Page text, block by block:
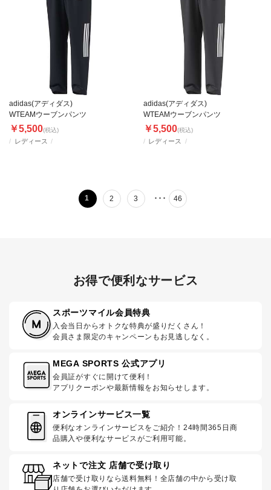
レディース
adidas(アディダス)
WTEAMウーブンパンツ
￥5,500(税込)
レディース
adidas(アディダス)
WTEAMウーブンパンツ
￥5,500(税込)
1 2 3 ･･･ 46
お得で便利なサービス
スポーツマイル会員特典
入会当日からオトクな特典が盛りだくさん！
会員さま限定のキャンペーンもお見逃しなく。
MEGA SPORTS 公式アプリ
会員証がすぐに開けて便利！
アプリクーポンや最新情報をお知らせします。
オンラインサービス一覧
便利なオンラインサービスをご紹介！24時間365日商
品購入や便利なサービスがご利用可能。
ネットで注文 店舗で受け取り
店舗で受け取りなら送料無料！全店舗の中から受け取